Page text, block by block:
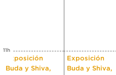
11h
Exposición
Buda y Shiva,
Exposición
Buda y Shiva,